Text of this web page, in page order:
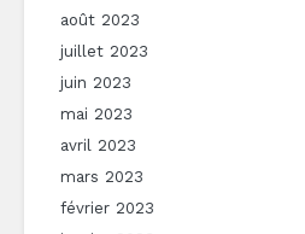
août 2023
juillet 2023
juin 2023
mai 2023
avril 2023
mars 2023
février 2023